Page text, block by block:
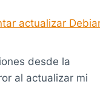
actualizar
desde la
al actualizar mi